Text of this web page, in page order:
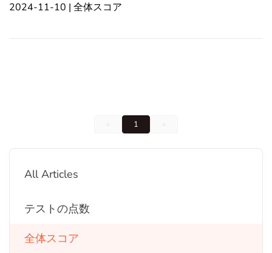
All Articles
テストの点数
全体スコア
ョンにおけるパフォーマンスを反映しています。 採
生産力などの異なるセクションでのパフォーマンス
を組み合わせて算出されます。 - 各セクションから
2024-11-10 | 全体スコア
« 1 »